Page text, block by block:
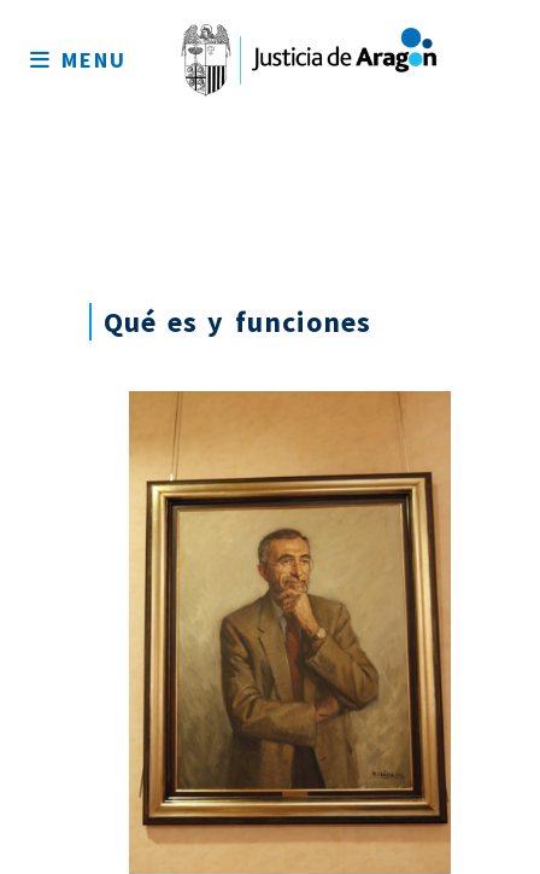
sitio
MENU
Qué es y funciones